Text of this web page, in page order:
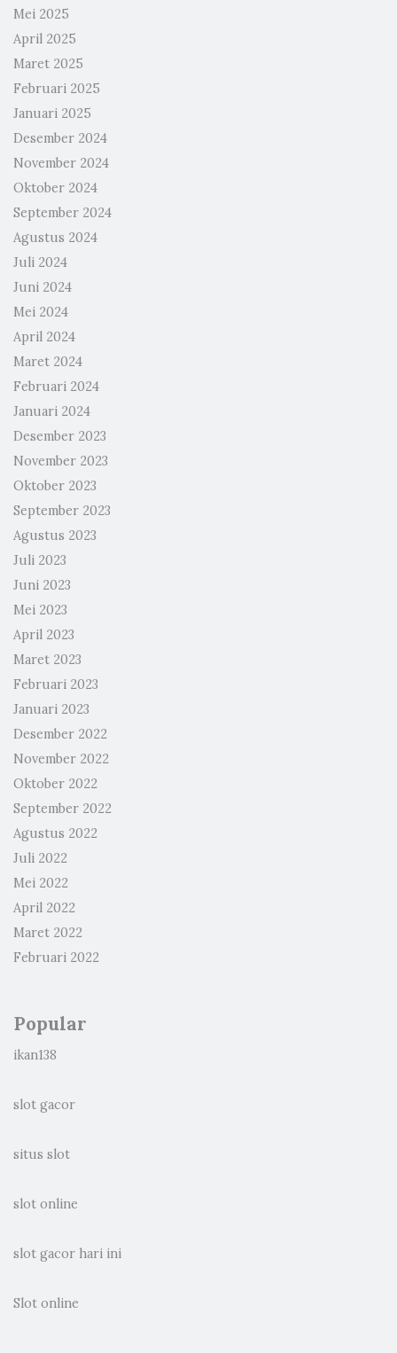
Mei 2025
April 2025
Maret 2025
Februari 2025
Januari 2025
Desember 2024
November 2024
Oktober 2024
September 2024
Agustus 2024
Juli 2024
Juni 2024
Mei 2024
April 2024
Maret 2024
Februari 2024
Januari 2024
Desember 2023
November 2023
Oktober 2023
September 2023
Agustus 2023
Juli 2023
Juni 2023
Mei 2023
April 2023
Maret 2023
Februari 2023
Januari 2023
Desember 2022
November 2022
Oktober 2022
September 2022
Agustus 2022
Juli 2022
Mei 2022
April 2022
Maret 2022
Februari 2022
Popular
ikan138
slot gacor
situs slot
slot online
slot gacor hari ini
Slot online